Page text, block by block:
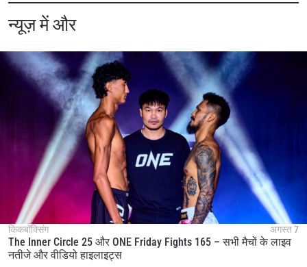
न्यूज़ में और
किकबॉक्सिंग अगस्त 7
The Inner Circle 25 और ONE Friday Fights 165 – सभी मैचों के लाइव
नतीजे और वीडियो हाइलाइट्स
प्रतिद्वंद्वी
इवेंट
STAY IN THE KNOW
Take ONE Championship wherever you go! Sign up now
to gain access to latest news, unlock special offers
and get first access to the best seats to our live
events.
ईमेल
नाम